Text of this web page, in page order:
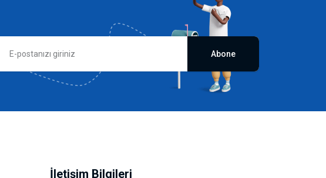
Abone
İletişim Bilgileri